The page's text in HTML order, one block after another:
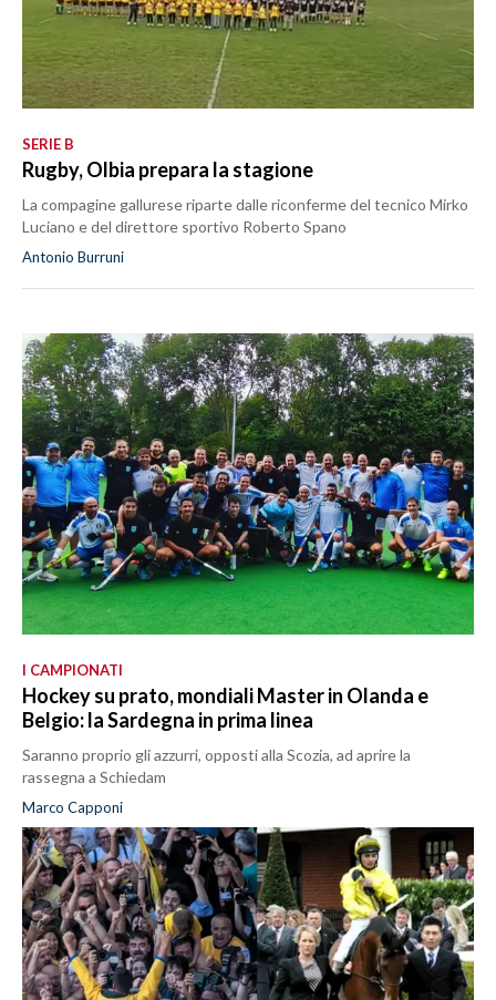
SERIE B
Rugby, Olbia prepara la stagione
La compagine gallurese riparte dalle riconferme del tecnico Mirko
Luciano e del direttore sportivo Roberto Spano
Antonio Burruni
I CAMPIONATI
Hockey su prato, mondiali Master in Olanda e
Belgio: la Sardegna in prima linea
Saranno proprio gli azzurri, opposti alla Scozia, ad aprire la
rassegna a Schiedam
Marco Capponi